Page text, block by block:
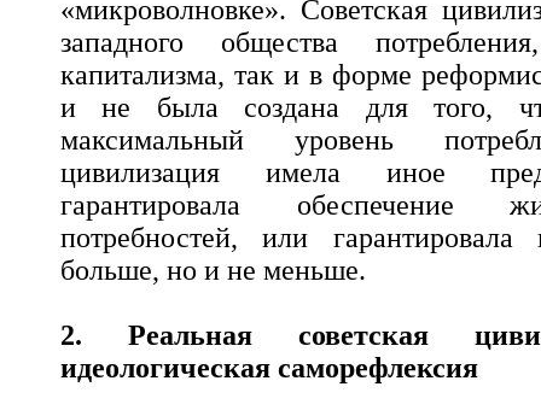
«микроволновке». Советская
западного общества
капитализма, так и в форме
и не была создана для того,
максимальный уровень
цивилизация имела иное
гарантировала обеспечение
потребностей, или
больше, но и не меньше.
2. Реальная советская
идеологическая саморефлексия